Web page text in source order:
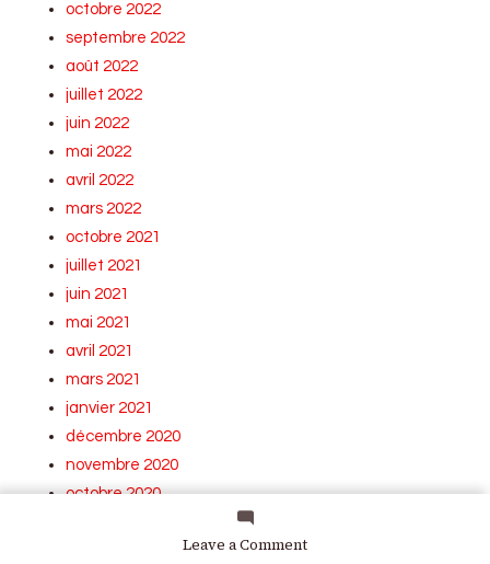
Leave a Commenton
octobre 2022
septembre 2022
août 2022
juillet 2022
juin 2022
mai 2022
avril 2022
mars 2022
octobre 2021
juillet 2021
juin 2021
mai 2021
avril 2021
mars 2021
janvier 2021
décembre 2020
novembre 2020
octobre 2020